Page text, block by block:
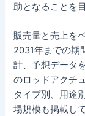
助となることを
販売量と売上を
2031年までの期
計、予想データ
のロッドアクチ
タイプ別、用途
場規模も掲載し